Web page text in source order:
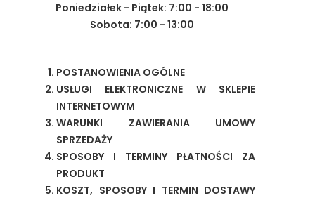
Poniedziałek - Piątek: 7:00 - 18:00
Sobota: 7:00 - 13:00
POSTANOWIENIA OGÓLNE
USŁUGI ELEKTRONICZNE W SKLEPIE
INTERNETOWYM
WARUNKI ZAWIERANIA UMOWY
SPRZEDAŻY
SPOSOBY I TERMINY PŁATNOŚCI ZA
PRODUKT
KOSZT, SPOSOBY I TERMIN DOSTAWY